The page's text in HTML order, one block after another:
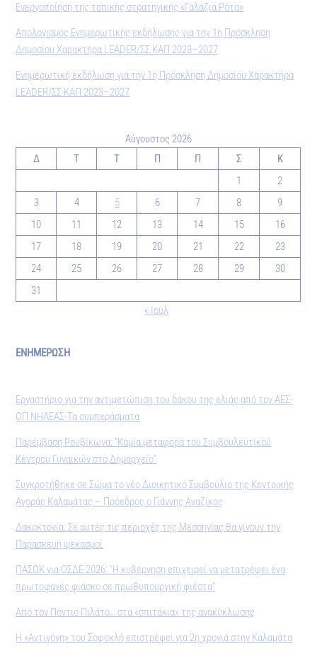
Ενεργοποίηση της τοπικής στρατηγικής «Γαλάζια Ρότα»
Απολογισμός Ενημερωτικής εκδήλωσης για την 1η Πρόσκληση
Δημοσίου Χαρακτήρα LEADER/ΣΣ ΚΑΠ 2023–2027
Ενημερωτική εκδήλωση για την 1η Πρόσκληση Δημοσίου Χαρακτήρα
LEADER/ΣΣ ΚΑΠ 2023–2027
Αύγουστος 2026
Δ
Τ Τ Π Π Σ
Κ
1
2
3
4 5 6 7 8
9
10
11 12 13 14 15
16
17
18 19 20 21 22
23
24
25 26 27 28 29
30
31
« Ιούλ
ΕΝΗΜΕΡΩΣΗ
Εργαστήριο για την αντιμετώπιση του δάκου της ελιάς από τον ΑΕΣ-
ΟΠ ΝΗΛΕΑΣ-Τα συμπεράσματα
Παρέμβαση Ρουβίκωνα: “Καμία μεταφορά του Συμβουλευτικού
Κέντρου Γυναικών στο Δημαρχείο”
Συγκροτήθηκε σε Σώμα το νέο Διοικητικό Συμβούλιο της Κεντρικής
Αγοράς Καλαμάτας – Πρόεδρος ο Γιάννης Αναζίκος
Δακοκτονία: Σε αυτές τις περιοχές της Μεσσηνίας θα γίνουν την
Παρασκευή ψεκασμοί
ΠΑΣΟΚ για ΟΣΔΕ 2026: “Η κυβέρνηση επιχειρεί να μετατρέψει ένα
πρωτοφανές φιάσκο σε πρωθυπουργική φιέστα”
Από τον Πόντιο Πιλάτο… στα «σπιτάκια» της ανακύκλωσης
Η «Αντιγόνη» του Σοφοκλή επιστρέφει για 2η χρονιά στην Καλαμάτα